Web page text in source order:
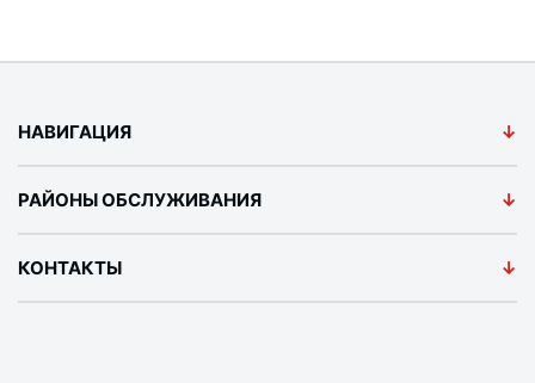
НАВИГАЦИЯ
РАЙОНЫ ОБСЛУЖИВАНИЯ
КОНТАКТЫ